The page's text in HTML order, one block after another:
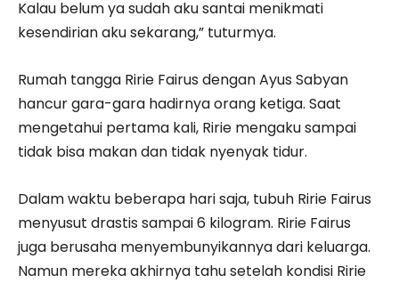
Kalau belum ya sudah aku santai menikmati
kesendirian aku sekarang,” tuturmya.
Rumah tangga Ririe Fairus dengan Ayus Sabyan
hancur gara-gara hadirnya orang ketiga. Saat
mengetahui pertama kali, Ririe mengaku sampai
tidak bisa makan dan tidak nyenyak tidur.
Dalam waktu beberapa hari saja, tubuh Ririe Fairus
menyusut drastis sampai 6 kilogram. Ririe Fairus
juga berusaha menyembunyikannya dari keluarga.
Namun mereka akhirnya tahu setelah kondisi Ririe